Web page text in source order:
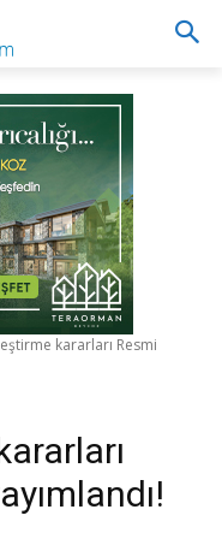
kararları Resmi